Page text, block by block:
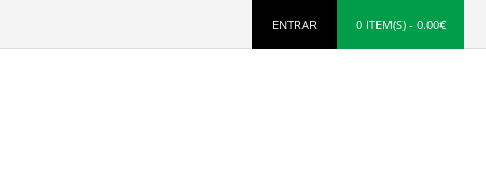
ENTRAR 0 ITEM(S) - 0.00€